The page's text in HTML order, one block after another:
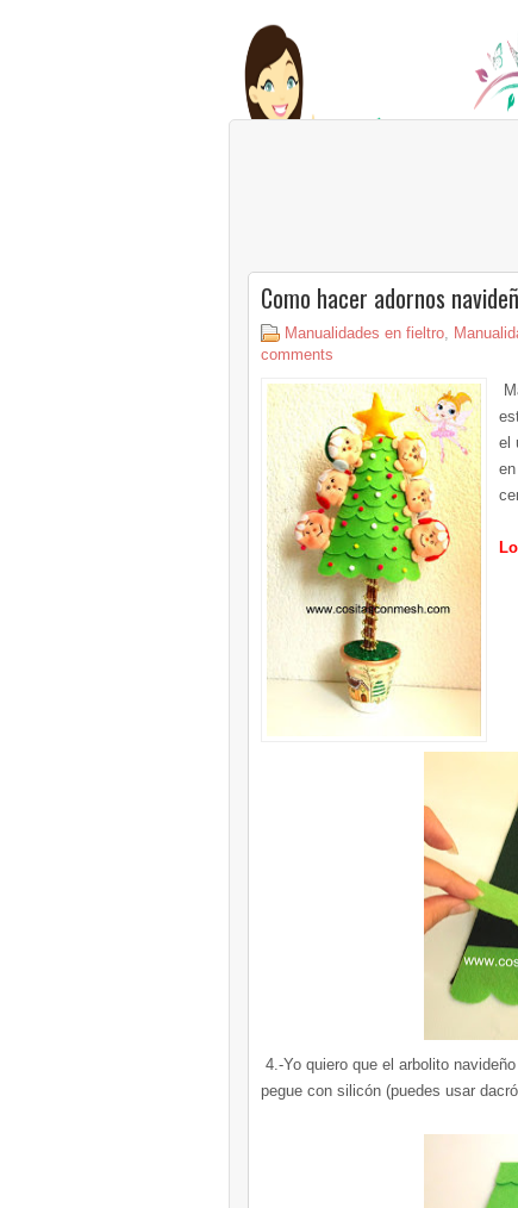
Como hacer adornos
Manualidades en fieltro,
comments
el
4.-Yo quiero que el arbolito
pegue con silicón (puedes usar